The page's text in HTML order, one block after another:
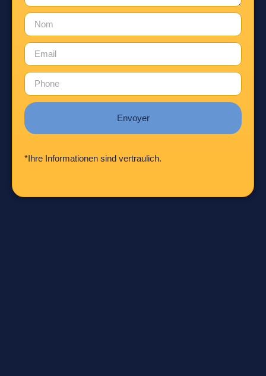
Envoyer
*Ihre Informationen sind vertraulich.